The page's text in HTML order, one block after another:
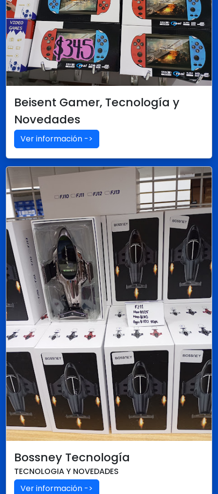
Beisent Gamer, Tecnología y
Novedades
Ver información ->
Bossney Tecnología
TECNOLOGIA Y NOVEDADES
Ver información ->